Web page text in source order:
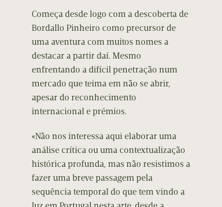
Começa desde logo com a descoberta de
Bordallo Pinheiro como precursor de
uma aventura com muitos nomes a
destacar a partir daí. Mesmo
enfrentando a difícil penetração num
mercado que teima em não se abrir,
apesar do reconhecimento
internacional e prémios.
«Não nos interessa aqui elaborar uma
análise crítica ou uma contextualização
histórica profunda, mas não resistimos a
fazer uma breve passagem pela
sequência temporal do que tem vindo a